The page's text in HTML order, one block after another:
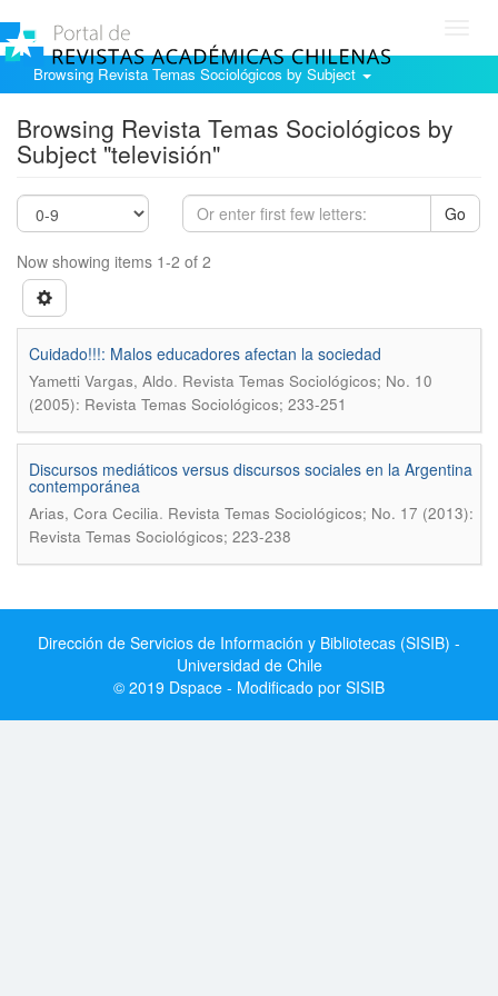
Browsing Revista Temas Sociológicos by Subject
Browsing Revista Temas Sociológicos by
Subject "televisión"
Go
Now showing items 1-2 of 2
Cuidado!!!: Malos educadores afectan la sociedad
Yametti Vargas, Aldo. Revista Temas Sociológicos; No. 10
(2005): Revista Temas Sociológicos; 233-251
Discursos mediáticos versus discursos sociales en la Argentina
contemporánea
Arias, Cora Cecilia. Revista Temas Sociológicos; No. 17 (2013):
Revista Temas Sociológicos; 223-238
Dirección de Servicios de Información y Bibliotecas (SISIB) -
Universidad de Chile
© 2019 Dspace - Modificado por SISIB